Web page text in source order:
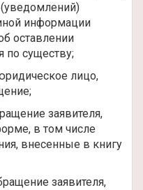
информации
оставлении
по существу;
лицо,
заявителя,
в том числе
внесенные в книгу
заявителя,